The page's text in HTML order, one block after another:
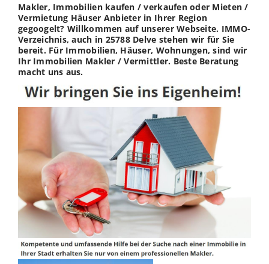
Makler, Immobilien kaufen / verkaufen oder Mieten /
Vermietung Häuser Anbieter in Ihrer Region
gegoogelt? Willkommen auf unserer Webseite. IMMO-
Verzeichnis, auch in 25788 Delve stehen wir für Sie
bereit. Für Immobilien, Häuser, Wohnungen, sind wir
Ihr Immobilien Makler / Vermittler. Beste Beratung
macht uns aus.